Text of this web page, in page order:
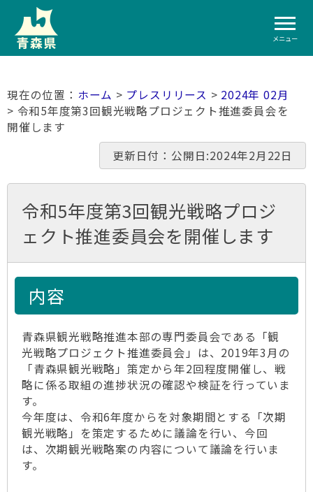
メニュー
ホーム > プレスリリース > 2024年 02月
> 令和5年度第3回観光戦略プロジェクト推進委員会を
開催します
更新日付：公開日:2024年2月22日
令和5年度第3回観光戦略プロジ
ェクト推進委員会を開催します
内容
青森県観光戦略推進本部の専門委員会である「観
光戦略プロジェクト推進委員会」は、2019年3月の
「青森県観光戦略」策定から年2回程度開催し、戦
略に係る取組の進捗状況の確認や検証を行っていま
す。
今年度は、令和6年度からを対象期間とする「次期
観光戦略」を策定するために議論を行い、今回
は、次期観光戦略案の内容について議論を行いま
す。